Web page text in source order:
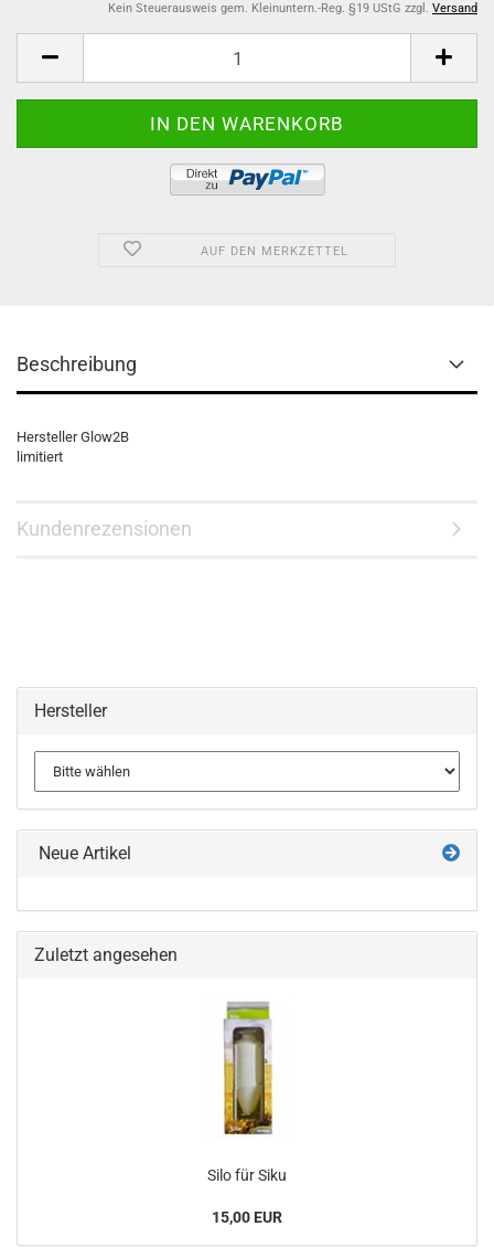
Kein Steuerausweis gem. Kleinuntern.-Reg. §19 UStG zzgl. Versand
AUF DEN MERKZETTEL
Beschreibung
Hersteller Glow2B
limitiert
Kundenrezensionen
Hersteller
Neue Artikel
Zuletzt angesehen
Silo für Siku
15,00 EUR